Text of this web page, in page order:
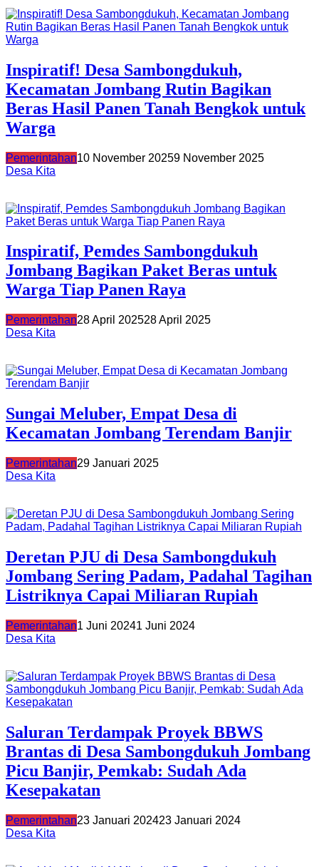
Inspiratif! Desa Sambongdukuh,
Kecamatan Jombang Rutin Bagikan
Beras Hasil Panen Tanah Bengkok untuk
Warga
Pemerintahan10 November 20259 November 2025
Desa Kita
Inspiratif, Pemdes Sambongdukuh
Jombang Bagikan Paket Beras untuk
Warga Tiap Panen Raya
Pemerintahan28 April 202528 April 2025
Desa Kita
Sungai Meluber, Empat Desa di
Kecamatan Jombang Terendam Banjir
Pemerintahan29 Januari 2025
Desa Kita
Deretan PJU di Desa Sambongdukuh
Jombang Sering Padam, Padahal Tagihan
Listriknya Capai Miliaran Rupiah
Pemerintahan1 Juni 20241 Juni 2024
Desa Kita
Saluran Terdampak Proyek BBWS
Brantas di Desa Sambongdukuh Jombang
Picu Banjir, Pemkab: Sudah Ada
Kesepakatan
Pemerintahan23 Januari 202423 Januari 2024
Desa Kita